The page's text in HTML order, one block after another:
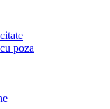
poza